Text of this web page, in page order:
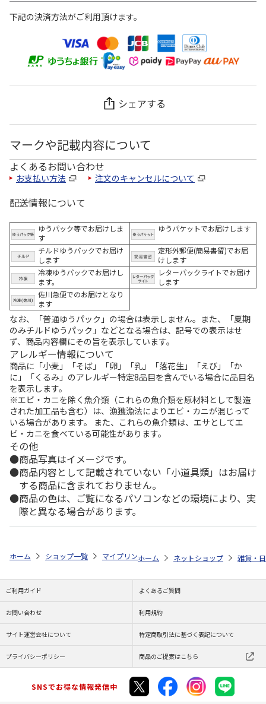
下記の決済方法がご利用頂けます。
シェアする
マークや記載内容について
よくあるお問い合わせ
お支払い方法 注文のキャンセルについて
配送情報について
ゆうパック等でお届けしま
す
ゆうパケットでお届けします
チルドゆうパックでお届け
します
定形外郵便(簡易書留)でお届
けします
冷凍ゆうパックでお届けし
ます。
レターパックライトでお届け
します
佐川急便でのお届けとなり
ます
なお、「普通ゆうパック」の場合は表示しません。また、「夏期
のみチルドゆうパック」などとなる場合は、記号での表示はせ
ず、商品内容欄にその旨を表示しています。
アレルギー情報について
商品に「小麦」「そば」「卵」「乳」「落花生」「えび」「か
に」「くるみ」のアレルギー特定8品目を含んでいる場合に品目名
を表示します。
※エビ・カニを除く魚介類（これらの魚介類を原材料として製造
された加工品も含む）は、漁獲漁法によりエビ・カニが混じって
いる場合があります。 また、これらの魚介類は、エサとしてエ
ビ・カニを食べている可能性があります。
その他
商品写真はイメージです。
商品内容として記載されていない「小道具類」はお届け
する商品に含まれておりません。
商品の色は、ご覧になるパソコンなどの環境により、実
際と異なる場合があります。
ホーム ショップ一覧 マイプリント シルエットミラー【グレート
ホーム ネットショップ 雑貨・
ご利用ガイド よくあるご質問
お問い合わせ 利用規約
サイト運営会社について 特定商取引法に基づく表記について
プライバシーポリシー 商品のご提案はこちら
SNSでお得な情報発信中